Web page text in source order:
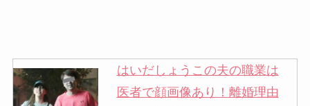
はいだしょうこの夫の職業は
医者で顔画像あり！離婚理由